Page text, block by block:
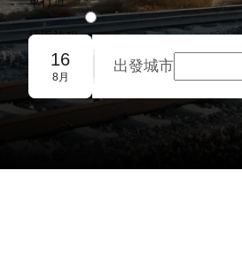
往返旅程
團體預訂
16
8月
出發城市